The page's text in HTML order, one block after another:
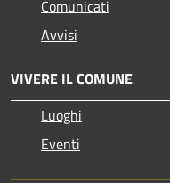
Comunicati
Avvisi
VIVERE IL COMUNE
Luoghi
Eventi